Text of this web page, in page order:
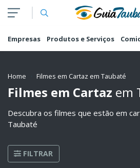
Empresas Produtos e Serviços
Home Filmes em Cartaz em Taubaté
Filmes em Cartaz em
Descubra os filmes que estão em
Taubaté
FILTRAR